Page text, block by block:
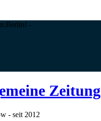
-
Zeitung
- seit 2012